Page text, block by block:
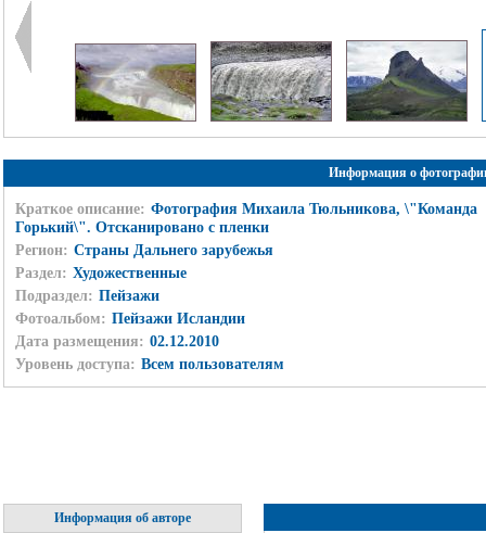
Информация о
Краткое описание: Фотография Михаила Тюльникова, \"Команда
Горький\". Отсканировано с пленки
Регион: Страны Дальнего зарубежья
Раздел: Художественные
Подраздел: Пейзажи
Фотоальбом: Пейзажи Исландии
Дата размещения: 02.12.2010
Уровень доступа: Всем пользователям
Информация об авторе